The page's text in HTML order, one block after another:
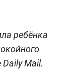
ребёнка
Mail.